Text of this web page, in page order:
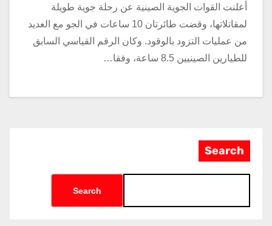
أعلنت القوات الجوية الصينية عن رحلة جوية طويلة
لمقاتلاتها، وقضت طائرتان 10 ساعات في الجو مع العديد
من عمليات التزود بالوقود. وكان الرقم القياسي السابق
للطيارين الصينيين 8.5 ساعة، وفقا…
Search
Search